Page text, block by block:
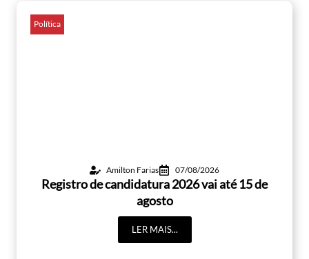
Política
Amilton Farias 07/08/2026
Registro de candidatura 2026 vai até 15 de
agosto
LER MAIS...